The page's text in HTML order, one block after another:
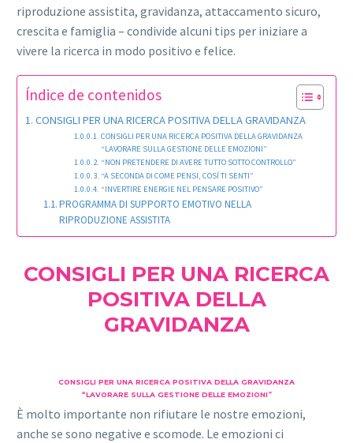
riproduzione assistita, gravidanza, attaccamento sicuro,
crescita e famiglia – condivide alcuni tips per iniziare a
vivere la ricerca in modo positivo e felice.
Índice de contenidos
CONSIGLI PER UNA RICERCA POSITIVA DELLA GRAVIDANZA
CONSIGLI PER UNA RICERCA POSITIVA DELLA GRAVIDANZA
“LAVORARE SULLA GESTIONE DELLE EMOZIONI”
“NON PRETENDERE DI AVERE TUTTO SOTTO CONTROLLO”
“A SECONDA DI COME PENSI, COSÍ TI SENTI”
“INVERTIRE ENERGIE NEL PENSARE POSITIVO”
PROGRAMMA DI SUPPORTO EMOTIVO NELLA
RIPRODUZIONE ASSISTITA
CONSIGLI PER UNA RICERCA
POSITIVA DELLA
GRAVIDANZA
CONSIGLI PER UNA RICERCA POSITIVA DELLA GRAVIDANZA
“LAVORARE SULLA GESTIONE DELLE EMOZIONI”
È molto importante non rifiutare le nostre emozioni,
anche se sono negative e scomode. Le emozioni ci